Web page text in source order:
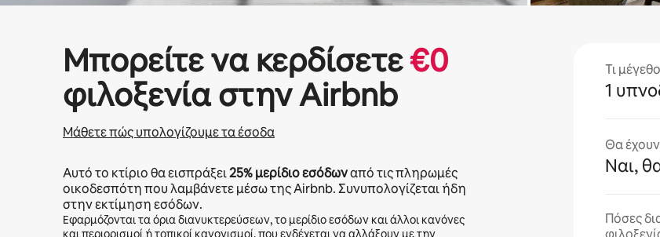
Μπορείτε να κερδίσετε€0
φιλοξενία στην Airbnb
Μάθετε πώς υπολογίζουμε τα έσοδα
Αυτό το κτίριο θα εισπράξει25%μερίδιο εσόδωναπό τις πληρωμές
οικοδεσπότη που λαμβάνετε μέσω της Airbnb. Συνυπολογίζεται ήδη
στην εκτίμηση εσόδων.
Εφαρμόζονται τα όρια διανυκτερεύσεων, το μερίδιο εσόδων και άλλοι κανόνες
και περιορισμοί ή τοπικοί κανονισμοί, που ενδέχεται να αλλάξουν με την
Τι
1
Θα
Ναι,
Πόσες